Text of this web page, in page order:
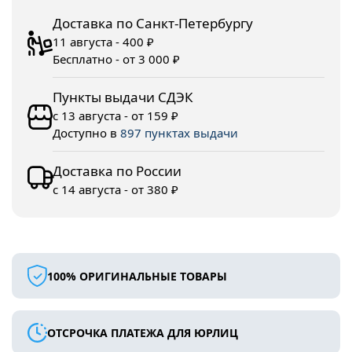
Доставка по Санкт-Петербургу
11 августа - 400 ₽
Бесплатно - от 3 000 ₽
Пункты выдачи СДЭК
с 13 августа - от 159 ₽
Доступно в 897 пунктах выдачи
Доставка по России
с 14 августа - от 380 ₽
100% ОРИГИНАЛЬНЫЕ ТОВАРЫ
ОТСРОЧКА ПЛАТЕЖА ДЛЯ ЮРЛИЦ